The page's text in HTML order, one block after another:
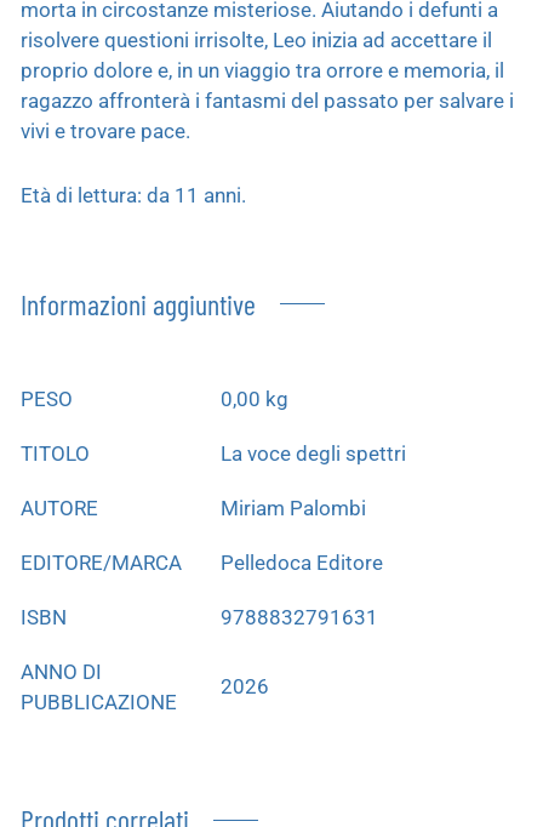
morta in circostanze misteriose. Aiutando i defunti a
risolvere questioni irrisolte, Leo inizia ad accettare il
proprio dolore e, in un viaggio tra orrore e memoria, il
ragazzo affronterà i fantasmi del passato per salvare i
vivi e trovare pace.
Età di lettura: da 11 anni.
Informazioni aggiuntive
PESO 0,00 kg
TITOLO La voce degli spettri
AUTORE Miriam Palombi
EDITORE/MARCA Pelledoca Editore
ISBN 9788832791631
ANNO DI
PUBBLICAZIONE
2026
Prodotti correlati